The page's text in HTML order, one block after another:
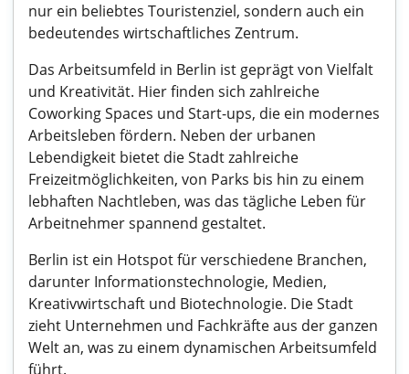
nur ein beliebtes Touristenziel, sondern auch ein
bedeutendes wirtschaftliches Zentrum.
Das Arbeitsumfeld in Berlin ist geprägt von Vielfalt
und Kreativität. Hier finden sich zahlreiche
Coworking Spaces und Start-ups, die ein modernes
Arbeitsleben fördern. Neben der urbanen
Lebendigkeit bietet die Stadt zahlreiche
Freizeitmöglichkeiten, von Parks bis hin zu einem
lebhaften Nachtleben, was das tägliche Leben für
Arbeitnehmer spannend gestaltet.
Berlin ist ein Hotspot für verschiedene Branchen,
darunter Informationstechnologie, Medien,
Kreativwirtschaft und Biotechnologie. Die Stadt
zieht Unternehmen und Fachkräfte aus der ganzen
Welt an, was zu einem dynamischen Arbeitsumfeld
führt.